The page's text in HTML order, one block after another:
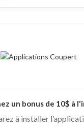
un bonus de 10$ à
à installer